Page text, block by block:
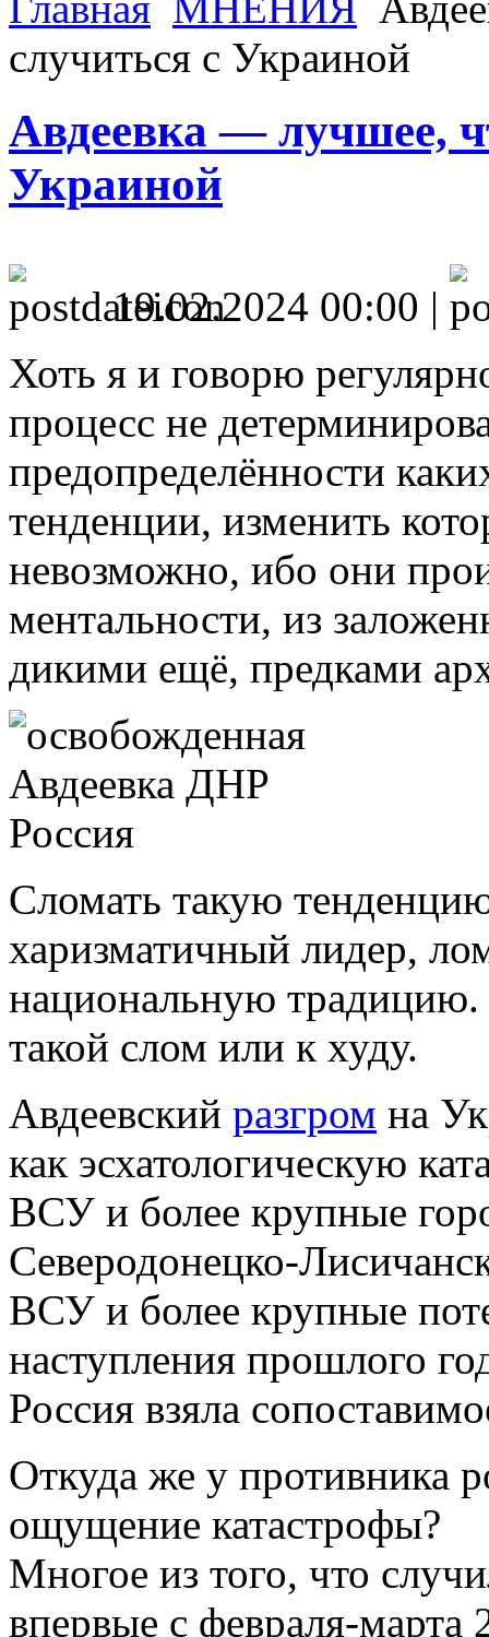
случиться с Украиной
Авдеевка — лучшее,
Украиной
19.02.2024 00:00 |
Хоть я и говорю
процесс не
предопределённости
тенденции, изменить
невозможно, ибо они
ментальности, из
дикими ещё, предками
Сломать такую
харизматичный лидер,
национальную
такой слом или к худу.
Авдеевский разгром на
как эсхатологическую
ВСУ и более крупные
Северодонецко-
ВСУ и более крупные
наступления прошлого
Россия взяла
Откуда же у противника
ощущение катастрофы?
Многое из того, что
впервые с февраля-марта